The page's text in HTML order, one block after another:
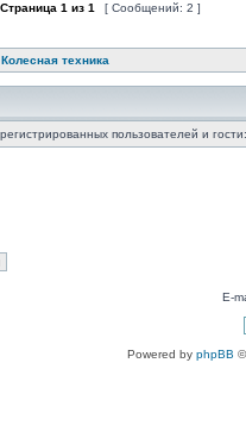
Страница 1 из 1 [ Сообщений: 2 ]
Колесная техника
пользователей и
E-
Powered by phpBB